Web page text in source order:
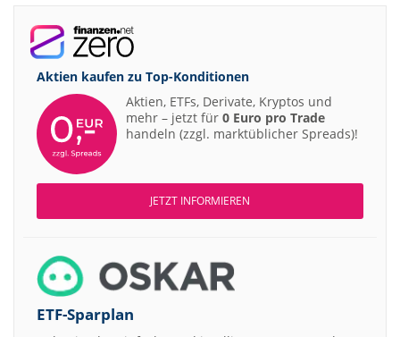
Aktien kaufen zu Top-Konditionen
Aktien, ETFs, Derivate, Kryptos und
mehr – jetzt für 0 Euro pro Trade
handeln (zzgl. marktüblicher Spreads)!
JETZT INFORMIEREN
ETF-Sparplan